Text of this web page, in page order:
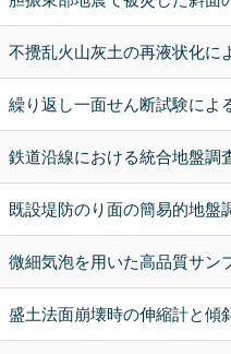
不攪乱火山灰土の再液状化に
繰り返し一面せん断試験によ
鉄道沿線における統合地盤調
既設堤防のり面の簡易的地盤
微細気泡を用いた高品質サン
盛土法面崩壊時の伸縮計と傾